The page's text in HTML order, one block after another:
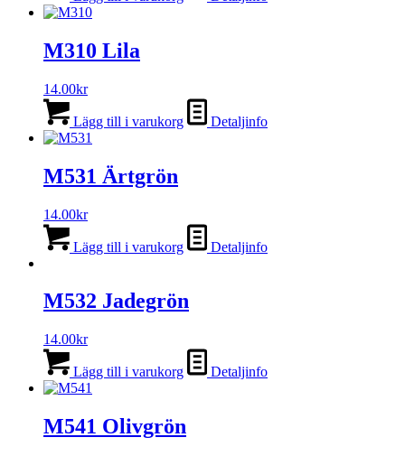
M310 Lila
14.00kr
Lägg till i varukorg Detaljinfo
M531 Ärtgrön
14.00kr
Lägg till i varukorg Detaljinfo
M532 Jadegrön
14.00kr
Lägg till i varukorg Detaljinfo
M541 Olivgrön